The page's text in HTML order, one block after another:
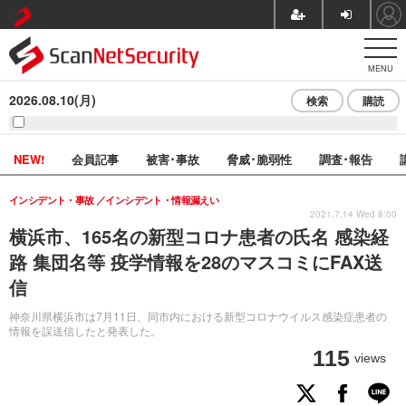
MENU
2026.08.10(月) 検索 購読
NEW! 会員記事 被害･事故 脅威･脆弱性 調査･報告
横浜市、165名の新型コロナ患者の氏名 感染経
路 集団名等 疫学情報を28のマスコミにFAX送
信
神奈川県横浜市は7月11日、同市内における新型コロナウイルス感染症患者の
情報を誤送信したと発表した。
インシデント・事故 インシデント・情報漏えい
115 views
2021.7.14 Wed 8:00